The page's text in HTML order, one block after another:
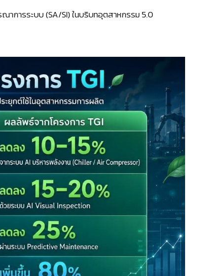
าการระบบ (SA/SI) ในบริบทอุตสาหกรรม 5.0